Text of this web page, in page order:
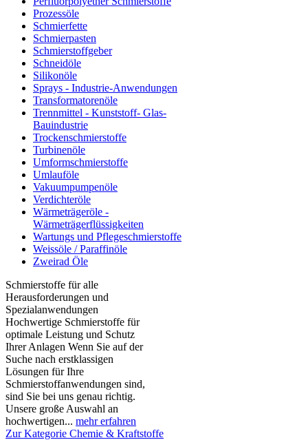
Prozessöle
Schmierfette
Schmierpasten
Schmierstoffgeber
Schneidöle
Silikonöle
Sprays - Industrie-Anwendungen
Transformatorenöle
Trennmittel - Kunststoff- Glas-
Bauindustrie
Trockenschmierstoffe
Turbinenöle
Umformschmierstoffe
Umlauföle
Vakuumpumpenöle
Verdichteröle
Wärmeträgeröle -
Wärmeträgerflüssigkeiten
Wartungs und Pflegeschmierstoffe
Weissöle / Paraffinöle
Zweirad Öle
Schmierstoffe für alle
Herausforderungen und
Spezialanwendungen
Hochwertige Schmierstoffe für
optimale Leistung und Schutz
Ihrer Anlagen Wenn Sie auf der
Suche nach erstklassigen
Lösungen für Ihre
Schmierstoffanwendungen sind,
sind Sie bei uns genau richtig.
Unsere große Auswahl an
hochwertigen... mehr erfahren
Zur Kategorie Chemie & Kraftstoffe